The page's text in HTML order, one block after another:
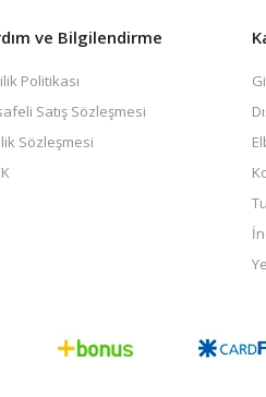
ve Bilgilendirme
Politikası
Satış Sözleşmesi
Sözleşmesi